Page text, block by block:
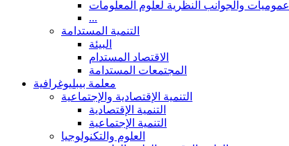
عموميات والجوانب النظرية لعلوم المعلومات
...
التنمية المستدامة
البيئة
الاقتصاد المستدام
المجتمعات المستدامة
معلمة بيبليوغرافية
التنمية الإقتصادية والإجتماعية
التنمية الإقتصادية
التنمية الإجتماعية
العلوم والتكنولوجيا